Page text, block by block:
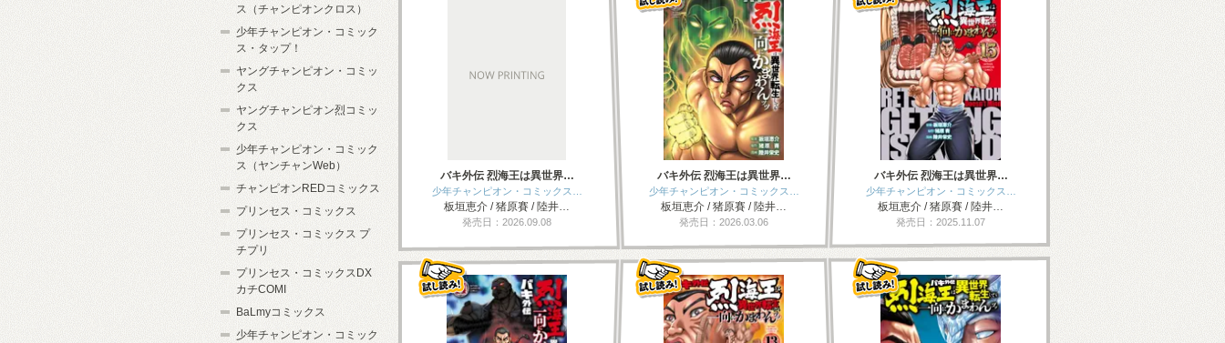
バキ外伝 烈海王は異世界…
少年チャンピオン・コミックス…
板垣恵介 / 猪原賽 / 陸井…
発売日：2026.09.08
バキ外伝 烈海王は異世界…
少年チャンピオン・コミックス…
板垣恵介 / 猪原賽 / 陸井…
発売日：2026.03.06
バキ外伝 烈海王は異世界…
少年チャンピオン・コミックス…
板垣恵介 / 猪原賽 / 陸井…
発売日：2025.11.07
ス（チャンピオンクロス）
少年チャンピオン・コミック
ス・タップ！
ヤングチャンピオン・コミッ
クス
ヤングチャンピオン烈コミッ
クス
少年チャンピオン・コミック
ス（ヤンチャンWeb）
チャンピオンREDコミックス
プリンセス・コミックス
プリンセス・コミックス プ
チプリ
プリンセス・コミックスDX
カチCOMI
BaLmyコミックス
少年チャンピオン・コミック